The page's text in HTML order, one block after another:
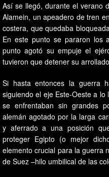
Así se llegó, durante el verano
Alamein, un apeadero de tren
costera, que quedaba
En este punto se pararon los
punto agotó su empuje el
tuvieron que detener su
Si hasta entonces la guerra
siguiendo el eje Este-Oeste a
se enfrentaban sin grandes
alemán agotado por la larga
y aferrado a una posición
proteger Egipto (o mejor
elemento crucial para la guerra
de Suez –hilo umbilical de las